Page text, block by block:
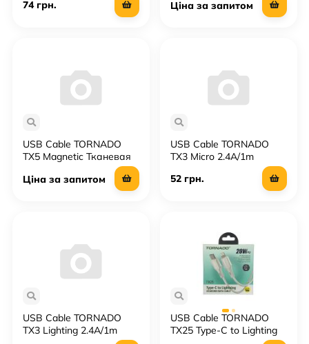
74 грн.
Ціна за запитом
USB Cable TORNADO
TX5 Magnetic Тканевая
2.4A/1.2m
Ціна за запитом
USB Cable TORNADO
TX3 Micro 2.4A/1m
52 грн.
USB Cable TORNADO
TX3 Lighting 2.4A/1m
USB Cable TORNADO
TX25 Type-C to Lighting